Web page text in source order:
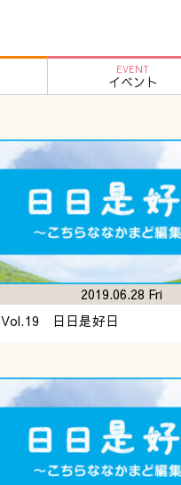
EVENT
イベント
Vol.19 日日是好日
2019.06.28 Fri